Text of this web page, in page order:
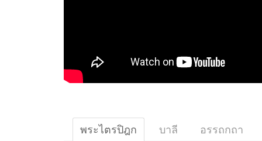
พระไตรปิฎก บาลี อรรถกถา